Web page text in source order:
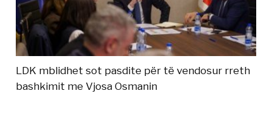
LDK mblidhet sot pasdite për të vendosur rreth
bashkimit me Vjosa Osmanin